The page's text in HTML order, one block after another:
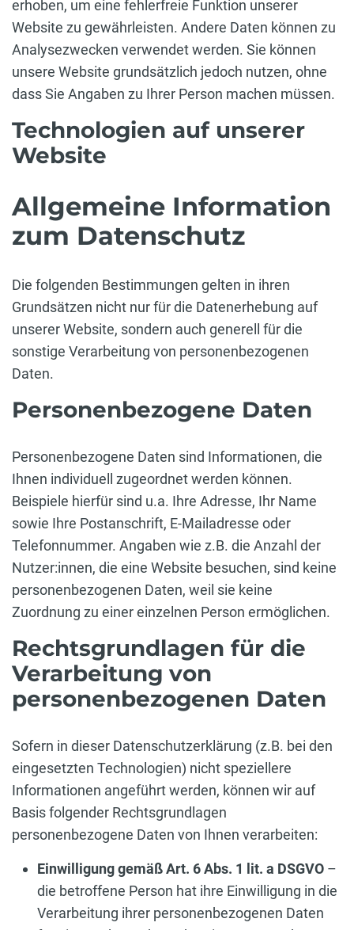
erhoben, um eine fehlerfreie Funktion unserer
Website zu gewährleisten. Andere Daten können zu
Analysezwecken verwendet werden. Sie können
unsere Website grundsätzlich jedoch nutzen, ohne
dass Sie Angaben zu Ihrer Person machen müssen.
Technologien auf unserer
Website
Allgemeine Information
zum Datenschutz
Die folgenden Bestimmungen gelten in ihren
Grundsätzen nicht nur für die Datenerhebung auf
unserer Website, sondern auch generell für die
sonstige Verarbeitung von personenbezogenen
Daten.
Personenbezogene Daten
Personenbezogene Daten sind Informationen, die
Ihnen individuell zugeordnet werden können.
Beispiele hierfür sind u.a. Ihre Adresse, Ihr Name
sowie Ihre Postanschrift, E-Mailadresse oder
Telefonnummer. Angaben wie z.B. die Anzahl der
Nutzer:innen, die eine Website besuchen, sind keine
personenbezogenen Daten, weil sie keine
Zuordnung zu einer einzelnen Person ermöglichen.
Rechtsgrundlagen für die
Verarbeitung von
personenbezogenen Daten
Sofern in dieser Datenschutzerklärung (z.B. bei den
eingesetzten Technologien) nicht speziellere
Informationen angeführt werden, können wir auf
Basis folgender Rechtsgrundlagen
personenbezogene Daten von Ihnen verarbeiten:
Einwilligung gemäß Art. 6 Abs. 1 lit. a DSGVO –
die betroffene Person hat ihre Einwilligung in die
Verarbeitung ihrer personenbezogenen Daten